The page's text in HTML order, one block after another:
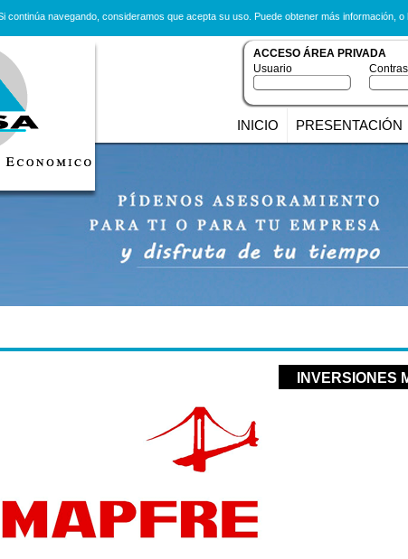
navegando, consideramos que acepta su uso. Puede obtener más información,
ACCESO ÁREA PRIVADA
Usuario
INICIO PRESENTACIÓN
INVERSIONES